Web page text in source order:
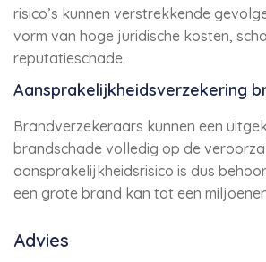
risico’s kunnen verstrekkende
vorm van hoge juridische kosten,
reputatieschade.
Aansprakelijkheidsverzekering
Brandverzekeraars kunnen een
brandschade volledig op de
aansprakelijkheidsrisico is dus
een grote brand kan tot een
Advies